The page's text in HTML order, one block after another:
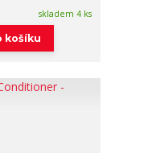
skladem 4 ks
košíku